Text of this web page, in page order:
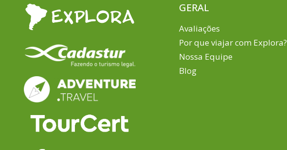
GERAL
Avaliações
Por que viajar com Explora?
Nossa Equipe
Blog